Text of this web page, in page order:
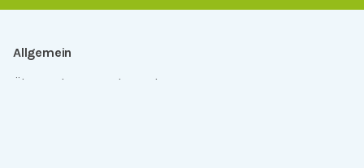
Allgemein
Über Serlo
Kontakt Other Languages